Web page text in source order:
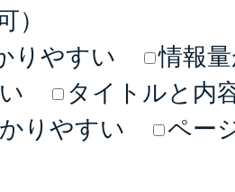
）
りやすい
情報
タイトルと内
りやすい
ペー